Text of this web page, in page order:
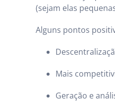
(sejam elas
Alguns pontos
Mais
Geração e